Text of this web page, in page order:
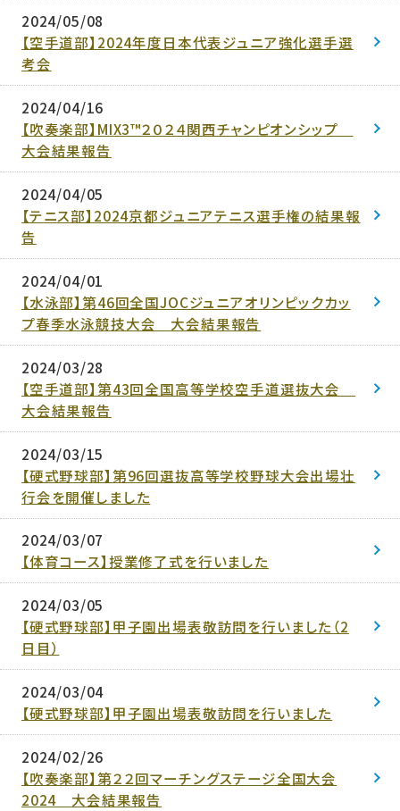
2024/05/08
【空手道部】2024年度日本代表ジュニア強化選手選
考会
2024/04/16
【吹奏楽部】MIX3™２０２４関西チャンピオンシップ
大会結果報告
2024/04/05
【テニス部】2024京都ジュニアテニス選手権の結果報
告
2024/04/01
【水泳部】第46回全国JOCジュニアオリンピックカッ
プ春季水泳競技大会 大会結果報告
2024/03/28
【空手道部】第43回全国高等学校空手道選抜大会
大会結果報告
2024/03/15
【硬式野球部】第96回選抜高等学校野球大会出場壮
行会を開催しました
2024/03/07
【体育コース】授業修了式を行いました
2024/03/05
【硬式野球部】甲子園出場表敬訪問を行いました（2
日目）
2024/03/04
【硬式野球部】甲子園出場表敬訪問を行いました
2024/02/26
【吹奏楽部】第２２回マーチングステージ全国大会
2024 大会結果報告